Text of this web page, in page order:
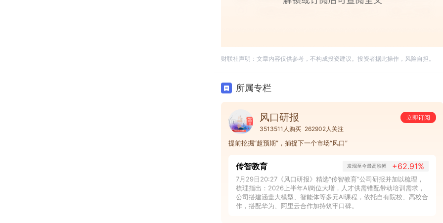
财联社声明：文章内容仅供参考，不构成投资建议。投资者据此操作，风险自担。
所属专栏
风口研报
立即订阅
3513511人购买 262902人关注
提前挖掘“超预期”，捕捉下一个市场“风口”
传智教育 发现至今最高涨幅 +62.91%
7月29日20:27《风口研报》精选“传智教育”公司研报并加以梳理，
梳理指出：2026上半年AI岗位大增，人才供需错配带动培训需求，
公司搭建涵盖大模型、智能体等多元AI课程，依托自有院校、高校合
作，搭配华为、阿里云合作加持筑牢口碑。